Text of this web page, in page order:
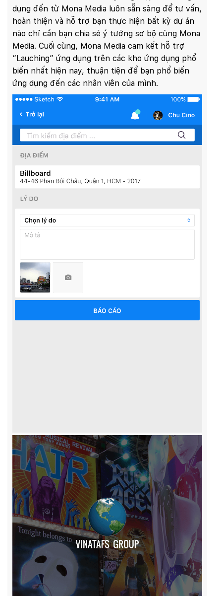
dụng đến từ Mona Media luôn sẵn sàng để tư vấn,
hoàn thiện và hỗ trợ bạn thực hiện bất kỳ dự án
nào chỉ cần bạn chia sẻ ý tưởng sơ bộ cùng Mona
Media. Cuối cùng, Mona Media cam kết hỗ trợ
“Lauching” ứng dụng trên các kho ứng dụng phổ
biến nhất hiện nay, thuận tiện để bạn phổ biến
ứng dụng đến các nhân viên của mình.